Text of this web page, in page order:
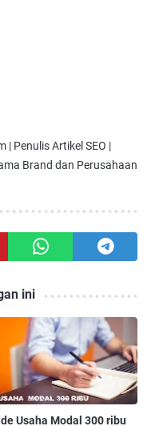
| Penulis Artikel SEO |
Brand dan Perusahaan
ini
Usaha Modal 300 ribu